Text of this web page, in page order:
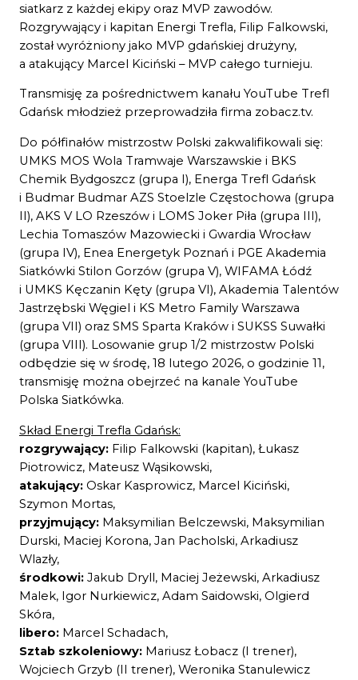
siatkarz z każdej ekipy oraz MVP zawodów.
Rozgrywający i kapitan Energi Trefla, Filip Falkowski,
został wyróżniony jako MVP gdańskiej drużyny,
a atakujący Marcel Kiciński – MVP całego turnieju.
Transmisję za pośrednictwem kanału YouTube Trefl
Gdańsk młodzież przeprowadziła firma zobacz.tv.
Do półfinałów mistrzostw Polski zakwalifikowali się:
UMKS MOS Wola Tramwaje Warszawskie i BKS
Chemik Bydgoszcz (grupa I), Energa Trefl Gdańsk
i Budmar Budmar AZS Stoelzle Częstochowa (grupa
II), AKS V LO Rzeszów i LOMS Joker Piła (grupa III),
Lechia Tomaszów Mazowiecki i Gwardia Wrocław
(grupa IV), Enea Energetyk Poznań i PGE Akademia
Siatkówki Stilon Gorzów (grupa V), WIFAMA Łódź
i UMKS Kęczanin Kęty (grupa VI), Akademia Talentów
Jastrzębski Węgiel i KS Metro Family Warszawa
(grupa VII) oraz SMS Sparta Kraków i SUKSS Suwałki
(grupa VIII). Losowanie grup 1/2 mistrzostw Polski
odbędzie się w środę, 18 lutego 2026, o godzinie 11,
transmisję można obejrzeć na kanale YouTube
Polska Siatkówka.
Skład Energi Trefla Gdańsk:
rozgrywający: Filip Falkowski (kapitan), Łukasz
Piotrowicz, Mateusz Wąsikowski,
atakujący: Oskar Kasprowicz, Marcel Kiciński,
Szymon Mortas,
przyjmujący: Maksymilian Belczewski, Maksymilian
Durski, Maciej Korona, Jan Pacholski, Arkadiusz
Wlazły,
środkowi: Jakub Dryll, Maciej Jeżewski, Arkadiusz
Malek, Igor Nurkiewicz, Adam Saidowski, Olgierd
Skóra,
libero: Marcel Schadach,
Sztab szkoleniowy: Mariusz Łobacz (I trener),
Wojciech Grzyb (II trener), Weronika Stanulewicz